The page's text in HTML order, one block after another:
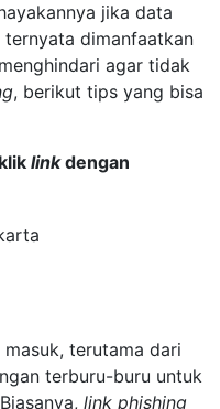
jika data
dimanfaatkan
agar tidak
, berikut tips yang bisa
linkdengan
terutama dari
terburu-buru untuk
link phishing